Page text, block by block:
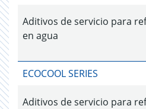
Aditivos de servicio para
en agua
ECOCOOL SERIES
Aditivos de servicio para